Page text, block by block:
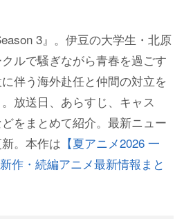
3』。伊豆の大学生・北原
ルで騒ぎながら青春を過ごす
伴う海外赴任と仲間の対立を
放送日、あらすじ、キャス
をまとめて紹介。最新ニュー
。本作は 【夏アニメ2026 一
作・続編アニメ最新情報まと